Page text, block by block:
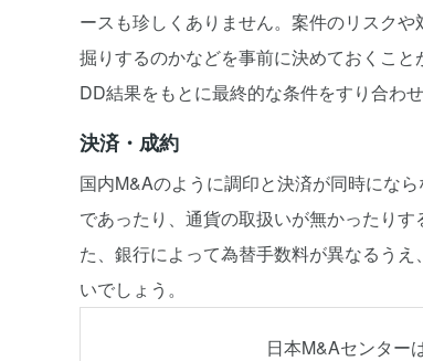
ースも珍しくありません。案件のリスク
掘りするのかなどを事前に決めておくこと
DD結果をもとに最終的な条件をすり合わ
決済・成約
国内M&Aのように調印と決済が同時にな
であったり、通貨の取扱いが無かったり
た、銀行によって為替手数料が異なるう
いでしょう。
日本M&Aセンター